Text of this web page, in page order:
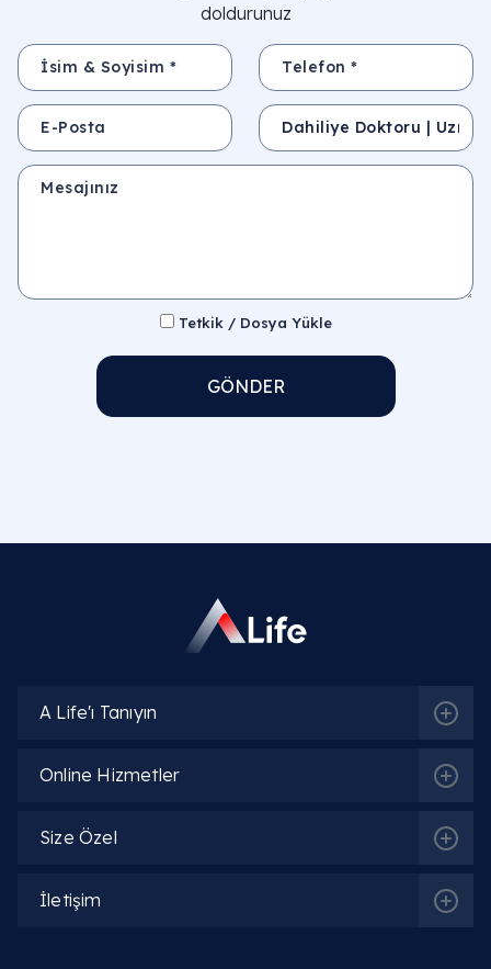
doldurunuz
İsim & Soyisim * Telefon *
E-Posta Konu
Mesajınız
Tetkik / Dosya Yükle
GÖNDER
A Life'ı Tanıyın
Online Hizmetler
Size Özel
İletişim